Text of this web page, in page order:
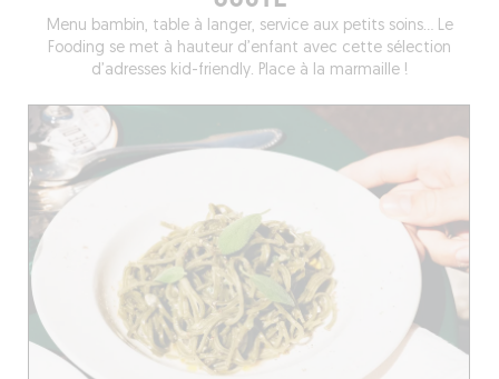
Menu bambin, table à langer, service aux petits soins… Le
Fooding se met à hauteur d’enfant avec cette sélection
d’adresses kid-friendly. Place à la marmaille !